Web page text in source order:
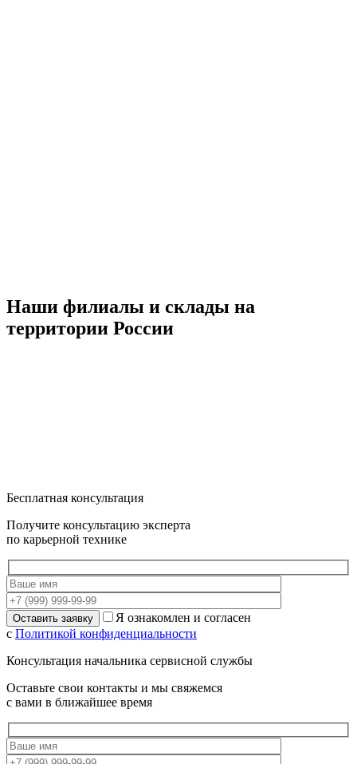
Наши филиалы и склады на
территории России
Бесплатная консультация
Получите консультацию эксперта
по карьерной технике
Я ознакомлен и согласен
с Политикой конфиденциальности
Консультация начальника сервисной службы
Оставьте свои контакты и мы свяжемся
с вами в ближайшее время